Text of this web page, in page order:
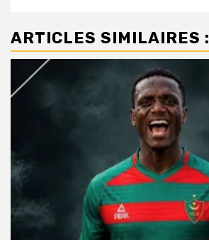
ARTICLES SIMILAIRES :